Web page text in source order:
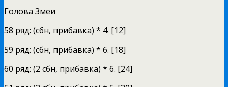
Голова Змеи
58 ряд: (сбн, прибавка) * 4. [12]
59 ряд: (сбн, прибавка) * 6. [18]
60 ряд: (2 сбн, прибавка) * 6. [24]